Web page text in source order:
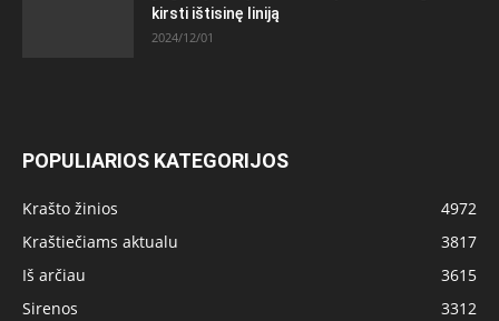
kirsti ištisinę liniją
2024/12/01
POPULIARIOS KATEGORIJOS
Krašto žinios
4972
Kraštiečiams aktualu
3817
Iš arčiau
3615
Sirenos
3312